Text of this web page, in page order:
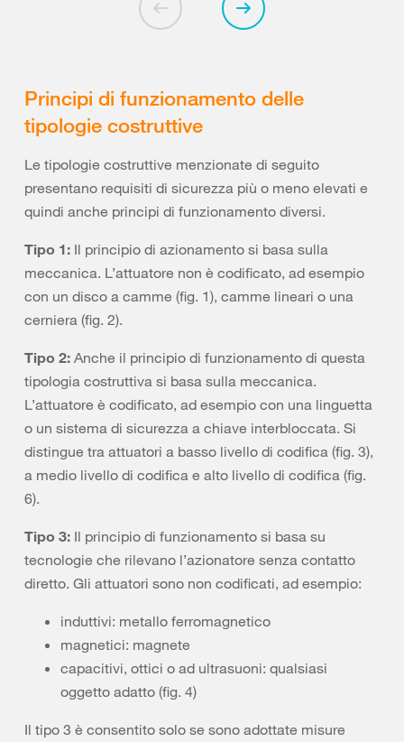
Principi di funzionamento delle
tipologie costruttive
Le tipologie costruttive menzionate di seguito
presentano requisiti di sicurezza più o meno elevati e
quindi anche principi di funzionamento diversi.
Tipo 1: Il principio di azionamento si basa sulla
meccanica. L’attuatore non è codificato, ad esempio
con un disco a camme (fig. 1), camme lineari o una
cerniera (fig. 2).
Tipo 2: Anche il principio di funzionamento di questa
tipologia costruttiva si basa sulla meccanica.
L’attuatore è codificato, ad esempio con una linguetta
o un sistema di sicurezza a chiave interbloccata. Si
distingue tra attuatori a basso livello di codifica (fig. 3),
a medio livello di codifica e alto livello di codifica (fig.
6).
Tipo 3: Il principio di funzionamento si basa su
tecnologie che rilevano l’azionatore senza contatto
diretto. Gli attuatori sono non codificati, ad esempio:
induttivi: metallo ferromagnetico
magnetici: magnete
capacitivi, ottici o ad ultrasuoni: qualsiasi
oggetto adatto (fig. 4)
Il tipo 3 è consentito solo se sono adottate misure